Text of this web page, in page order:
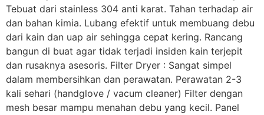
Tebuat dari stainless 304 anti karat. Tahan terhadap air
dan bahan kimia. Lubang efektif untuk membuang debu
dari kain dan uap air sehingga cepat kering. Rancang
bangun di buat agar tidak terjadi insiden kain terjepit
dan rusaknya asesoris. Filter Dryer : Sangat simpel
dalam membersihkan dan perawatan. Perawatan 2-3
kali sehari (handglove / vacum cleaner) Filter dengan
mesh besar mampu menahan debu yang kecil. Panel